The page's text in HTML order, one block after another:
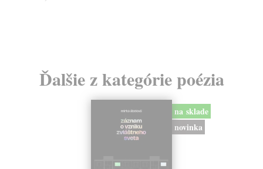
Ďalšie z kategórie poézia
na sklade
novinka